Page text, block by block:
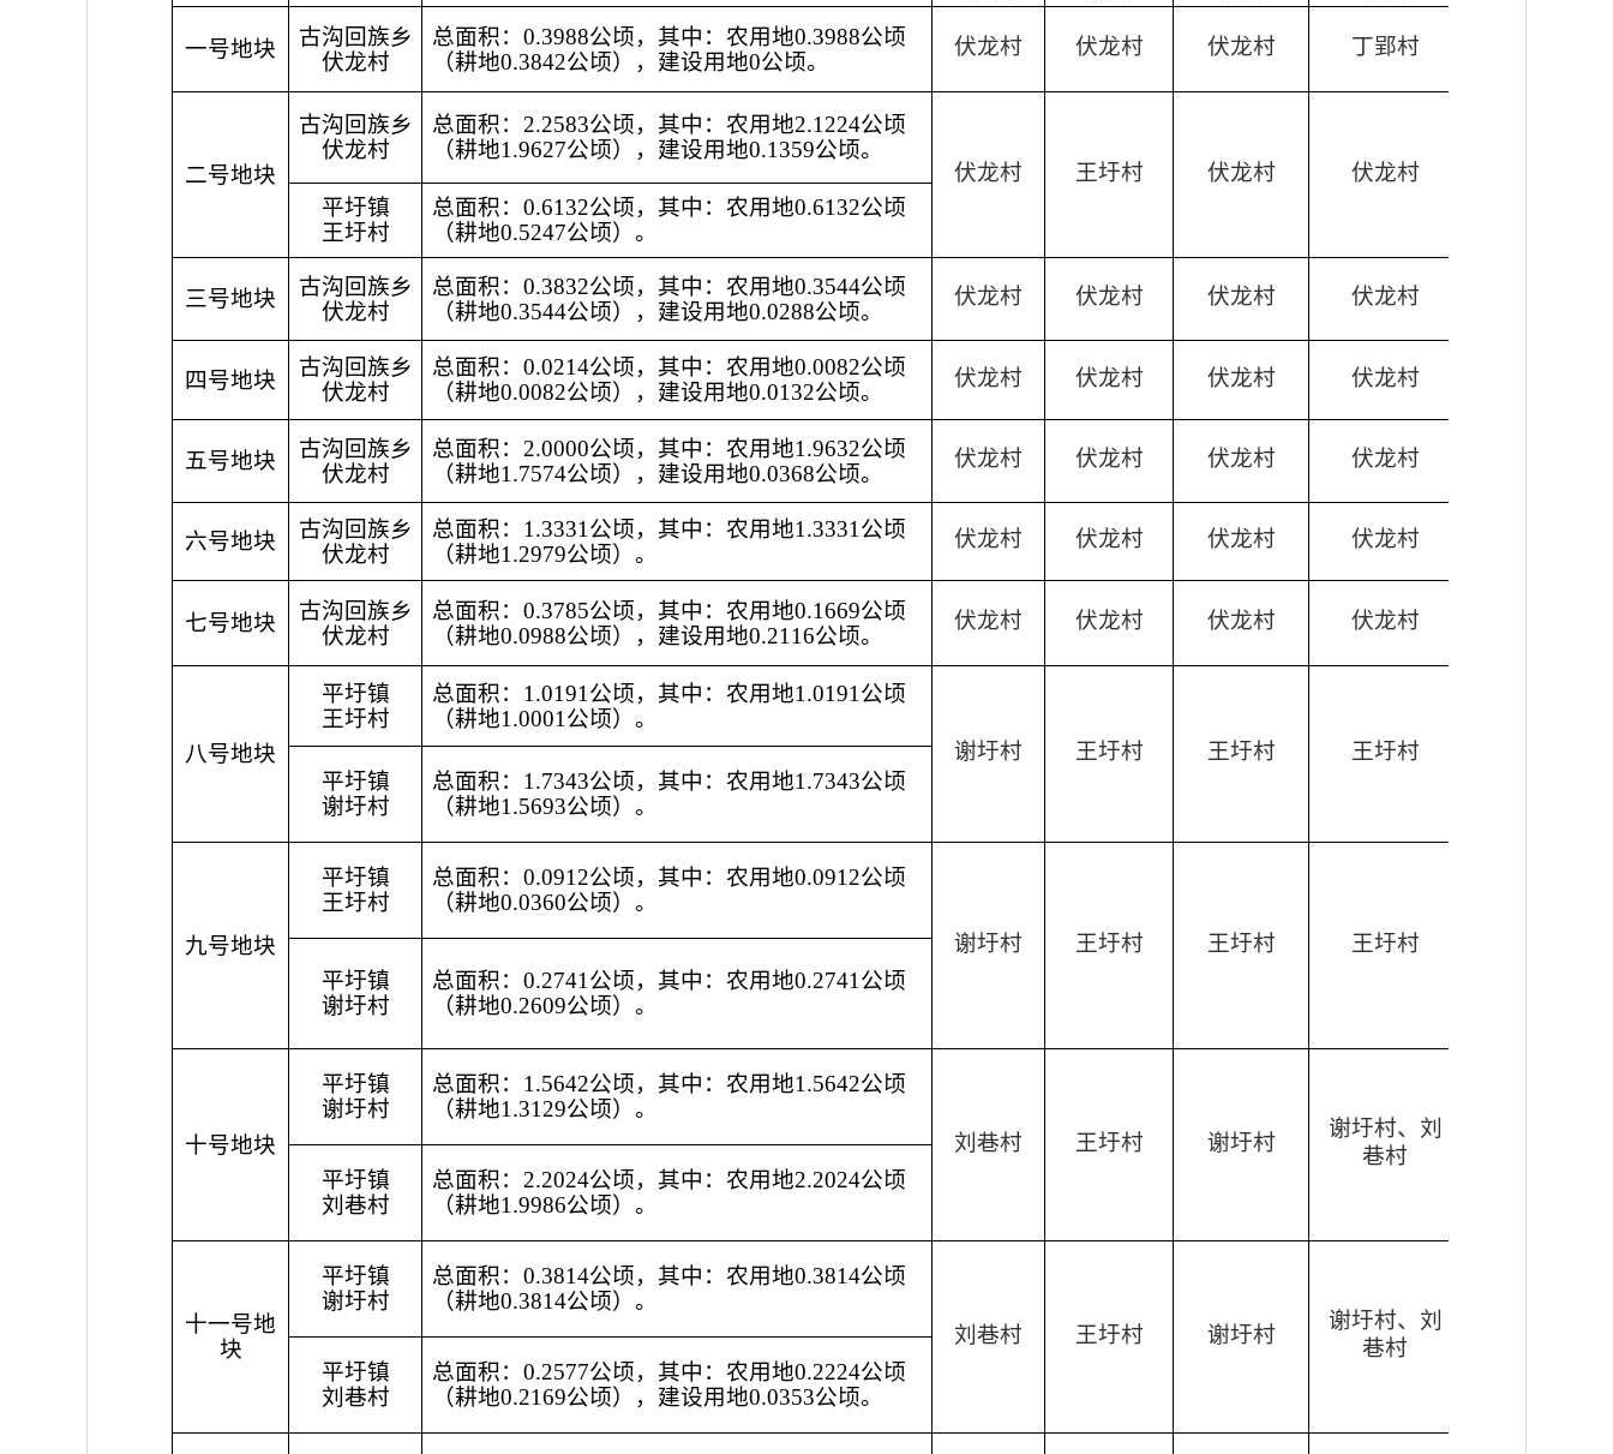
一号地块
古沟回族乡
伏龙村
总面积：0.3988公顷，其中：农用地0.3988公顷
（耕地0.3842公顷），建设用地0公顷。
伏龙村 伏龙村 伏龙村 丁郢村
二号地块
古沟回族乡
伏龙村
总面积：2.2583公顷，其中：农用地2.1224公顷
（耕地1.9627公顷），建设用地0.1359公顷。
伏龙村
王圩村 伏龙村
伏龙村
平圩镇
王圩村
总面积：0.6132公顷，其中：农用地0.6132公顷
（耕地0.5247公顷）。
三号地块
古沟回族乡
伏龙村
总面积：0.3832公顷，其中：农用地0.3544公顷
（耕地0.3544公顷），建设用地0.0288公顷。
伏龙村 伏龙村 伏龙村 伏龙村
四号地块
古沟回族乡
伏龙村
总面积：0.0214公顷，其中：农用地0.0082公顷
（耕地0.0082公顷），建设用地0.0132公顷。
伏龙村 伏龙村 伏龙村 伏龙村
五号地块
古沟回族乡
伏龙村
总面积：2.0000公顷，其中：农用地1.9632公顷
（耕地1.7574公顷），建设用地0.0368公顷。
伏龙村 伏龙村 伏龙村 伏龙村
六号地块
古沟回族乡
伏龙村
总面积：1.3331公顷，其中：农用地1.3331公顷
（耕地1.2979公顷）。
伏龙村 伏龙村 伏龙村 伏龙村
七号地块
古沟回族乡
伏龙村
总面积：0.3785公顷，其中：农用地0.1669公顷
（耕地0.0988公顷），建设用地0.2116公顷。
伏龙村 伏龙村 伏龙村 伏龙村
八号地块
平圩镇
王圩村
总面积：1.0191公顷，其中：农用地1.0191公顷
（耕地1.0001公顷）。
谢圩村
王圩村 王圩村
王圩村
平圩镇
谢圩村
总面积：1.7343公顷，其中：农用地1.7343公顷
（耕地1.5693公顷）。
九号地块
平圩镇
王圩村
总面积：0.0912公顷，其中：农用地0.0912公顷
（耕地0.0360公顷）。
谢圩村
王圩村 王圩村
王圩村
平圩镇
谢圩村
总面积：0.2741公顷，其中：农用地0.2741公顷
（耕地0.2609公顷）。
十号地块
平圩镇
谢圩村
总面积：1.5642公顷，其中：农用地1.5642公顷
（耕地1.3129公顷）。
刘巷村
王圩村 谢圩村
谢圩村、刘
巷村
平圩镇
刘巷村
总面积：2.2024公顷，其中：农用地2.2024公顷
（耕地1.9986公顷）。
十一号地
块
平圩镇
谢圩村
总面积：0.3814公顷，其中：农用地0.3814公顷
（耕地0.3814公顷）。
刘巷村
王圩村 谢圩村
谢圩村、刘
巷村
平圩镇
刘巷村
总面积：0.2577公顷，其中：农用地0.2224公顷
（耕地0.2169公顷），建设用地0.0353公顷。